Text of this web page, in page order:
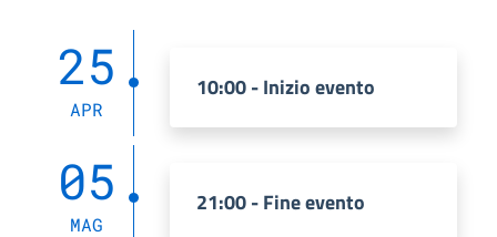
25
APR
10:00 - Inizio evento
05
MAG
21:00 - Fine evento